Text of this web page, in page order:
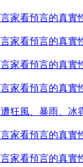
家看預言的真實
家看預言的真實
家看預言的真實
家看預言的真實
狂風、暴雨、冰
家看預言的真實
家看預言的真實